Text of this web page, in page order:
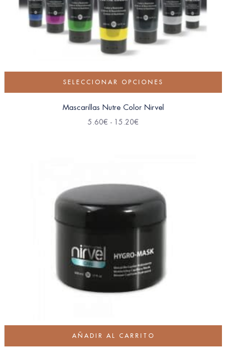
SELECCIONAR OPCIONES
Mascarillas Nutre Color Nirvel
5.60€ - 15.20€
AÑADIR AL CARRITO